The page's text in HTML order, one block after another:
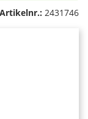
Artikelnr.: 2431746